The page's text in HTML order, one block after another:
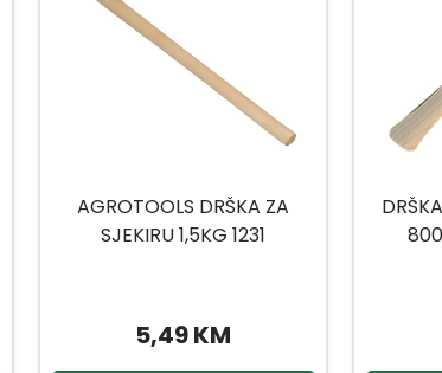
AGROTOOLS DRŠKA ZA
SJEKIRU 1,5KG 1231
5,49 KM